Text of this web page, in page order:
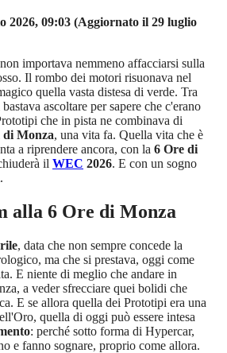
2026, 09:03 (Aggiornato il 29 luglio
importava nemmeno affacciarsi sulla
Il rombo dei motori risuonava nel
quella vasta distesa di verde. Tra
ascoltare per sapere che c'erano
che in pista ne combinava di
di Monza, una vita fa. Quella vita che è
a riprendere ancora, con la 6 Ore di
il WEC 2026. E con un sogno
.
alla 6 Ore di Monza
, data che non sempre concede la
ma che si prestava, oggi come
E niente di meglio che andare in
a veder sfrecciare quei bolidi che
E se allora quella dei Prototipi era una
quella di oggi può essere intesa
: perché sotto forma di Hypercar,
e fanno sognare, proprio come allora.